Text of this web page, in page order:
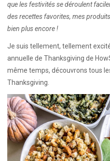
que les festivités se déroulent
des recettes favorites, mes
bien plus encore !
Je suis tellement, tellement
annuelle de Thanksgiving de
même temps, découvrons tous
Thanksgiving.